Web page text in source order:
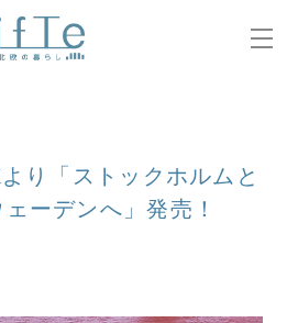
り「ストックホルムと
ーデンへ」発売！